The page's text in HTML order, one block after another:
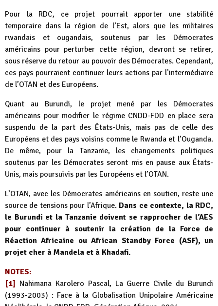
Pour la RDC, ce projet pourrait apporter une stabilité
temporaire dans la région de l’Est, alors que les militaires
rwandais et ougandais, soutenus par les Démocrates
américains pour perturber cette région, devront se retirer,
sous réserve du retour au pouvoir des Démocrates. Cependant,
ces pays pourraient continuer leurs actions par l’intermédiaire
de l’OTAN et des Européens.
Quant au Burundi, le projet mené par les Démocrates
américains pour modifier le régime CNDD-FDD en place sera
suspendu de la part des États-Unis, mais pas de celle des
Européens et des pays voisins comme le Rwanda et l’Ouganda.
De même, pour la Tanzanie, les changements politiques
soutenus par les Démocrates seront mis en pause aux États-
Unis, mais poursuivis par les Européens et l’OTAN.
L’OTAN, avec les Démocrates américains en soutien, reste une
source de tensions pour l’Afrique. Dans ce contexte, la RDC,
le Burundi et la Tanzanie doivent se rapprocher de l’AES
pour continuer à soutenir la création de la Force de
Réaction Africaine ou African Standby Force (ASF), un
projet cher à Mandela et à Khadafi.
NOTES:
[1] Nahimana Karolero Pascal, La Guerre Civile du Burundi
(1993-2003) : Face à la Globalisation Unipolaire Américaine